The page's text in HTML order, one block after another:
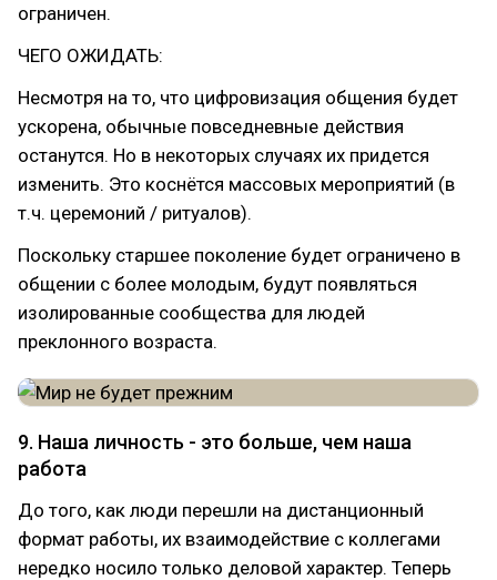
ограничен.
ЧЕГО ОЖИДАТЬ:
Несмотря на то, что цифровизация общения будет
ускорена, обычные повседневные действия
останутся. Но в некоторых случаях их придется
изменить. Это коснётся массовых мероприятий (в
т.ч. церемоний / ритуалов).
Поскольку старшее поколение будет ограничено в
общении с более молодым, будут появляться
изолированные сообщества для людей
преклонного возраста.
9. Наша личность - это больше, чем наша
работа
До того, как люди перешли на дистанционный
формат работы, их взаимодействие с коллегами
нередко носило только деловой характер. Теперь